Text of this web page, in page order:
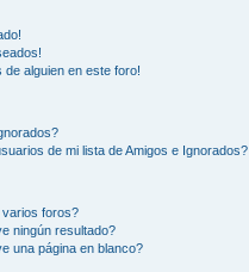
alguien en este foro!
de mi lista de Amigos e Ignorados?
foros?
ningún resultado?
una página en blanco?